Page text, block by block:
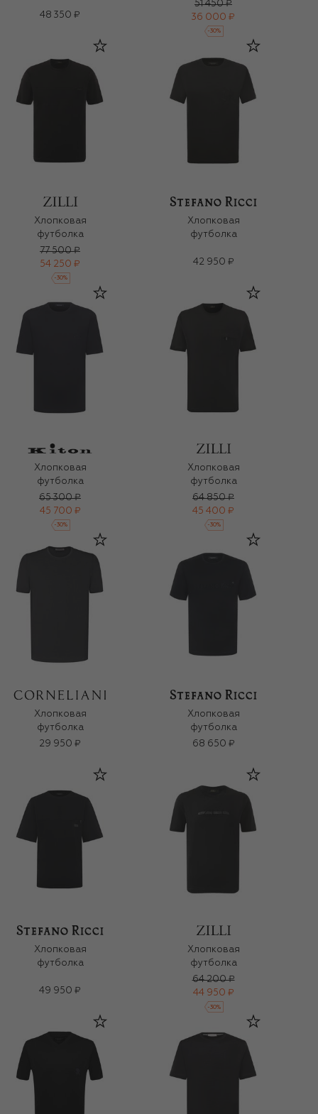
48 350 ₽
51 450 ₽
36 000 ₽
-30%
Хлопковая
футболка
77 500 ₽
54 250 ₽
-30%
Хлопковая
футболка
42 950 ₽
Хлопковая
футболка
65 300 ₽
45 700 ₽
-30%
Хлопковая
футболка
64 850 ₽
45 400 ₽
-30%
Хлопковая
футболка
29 950 ₽
Хлопковая
футболка
68 650 ₽
Хлопковая
футболка
49 950 ₽
Хлопковая
футболка
64 200 ₽
44 950 ₽
-30%